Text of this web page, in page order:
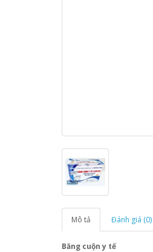
Mô tả Đánh giá (0)
Băng cuộn y tế